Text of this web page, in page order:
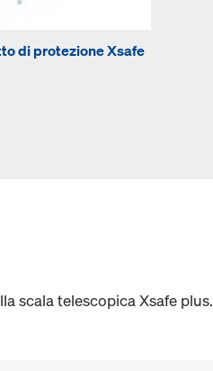
di protezione Xsafe
scala telescopica Xsafe plus.